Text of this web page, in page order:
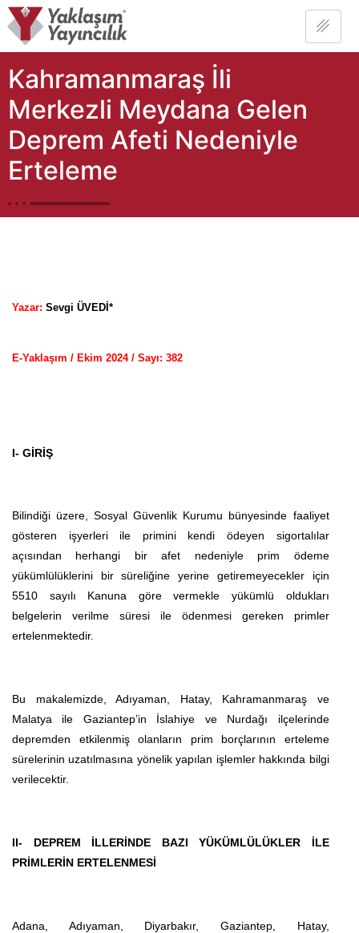
Kahramanmaraş İli
Merkezli Meydana Gelen
Deprem Afeti Nedeniyle
Erteleme
Yazar: Sevgi ÜVEDİ*
E-Yaklaşım / Ekim 2024 / Sayı: 382
I- GİRİŞ
Bilindiği üzere, Sosyal Güvenlik Kurumu bünyesinde faaliyet
gösteren işyerleri ile primini kendi ödeyen sigortalılar
açısından herhangi bir afet nedeniyle prim ödeme
yükümlülüklerini bir süreliğine yerine getiremeyecekler için
5510 sayılı Kanuna göre vermekle yükümlü oldukları
belgelerin verilme süresi ile ödenmesi gereken primler
ertelenmektedir.
Bu makalemizde, Adıyaman, Hatay, Kahramanmaraş ve
Malatya ile Gaziantep’in İslahiye ve Nurdağı ilçelerinde
depremden etkilenmiş olanların prim borçlarının erteleme
sürelerinin uzatılmasına yönelik yapılan işlemler hakkında bilgi
verilecektir.
II- DEPREM İLLERİNDE BAZI YÜKÜMLÜLÜKLER İLE
PRİMLERİN ERTELENMESİ
Adana, Adıyaman, Diyarbakır, Gaziantep, Hatay,